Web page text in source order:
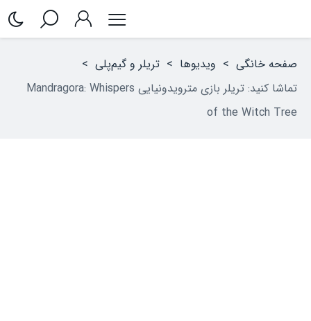
صفحه خانگی > ویدیوها > تریلر و گیم‌پلی >
تماشا کنید: تریلر بازی مترویدونیایی Mandragora: Whispers
of the Witch Tree